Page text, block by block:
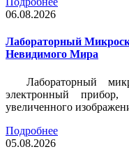
06.08.2026
Лабораторный
Невидимого Мира
Лабораторный
электронный прибор,
увеличенного
Подробнее
05.08.2026